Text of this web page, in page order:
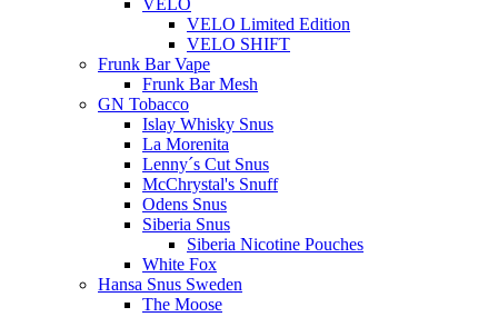
VELO
VELO Limited Edition
VELO SHIFT
Frunk Bar Vape
Frunk Bar Mesh
GN Tobacco
Islay Whisky Snus
La Morenita
Lenny´s Cut Snus
McChrystal's Snuff
Odens Snus
Siberia Snus
Siberia Nicotine Pouches
White Fox
Hansa Snus Sweden
The Moose